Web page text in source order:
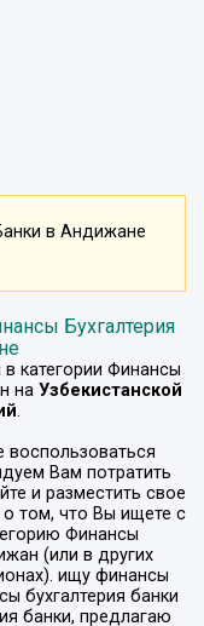
в Андижане
Бухгалтерия
категории Финансы
на Узбекистанской
.
Вам потратить
и разместить свое
том, что Вы ищете с
Финансы
(или в других
ищу финансы
бухгалтерия банки
банки, предлагаю